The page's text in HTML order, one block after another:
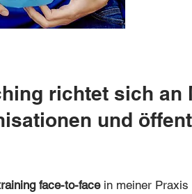
richtet sich an
und
face-to-facein meiner Praxis